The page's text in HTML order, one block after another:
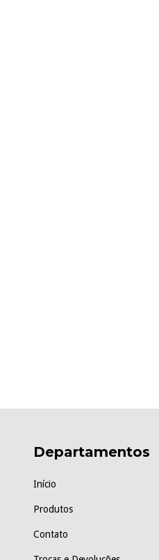
Departamentos
Início
Produtos
Contato